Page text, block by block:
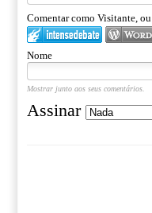
Comentar como Visitante,
Nome
Mostrar junto aos seus comentários.
Assinar